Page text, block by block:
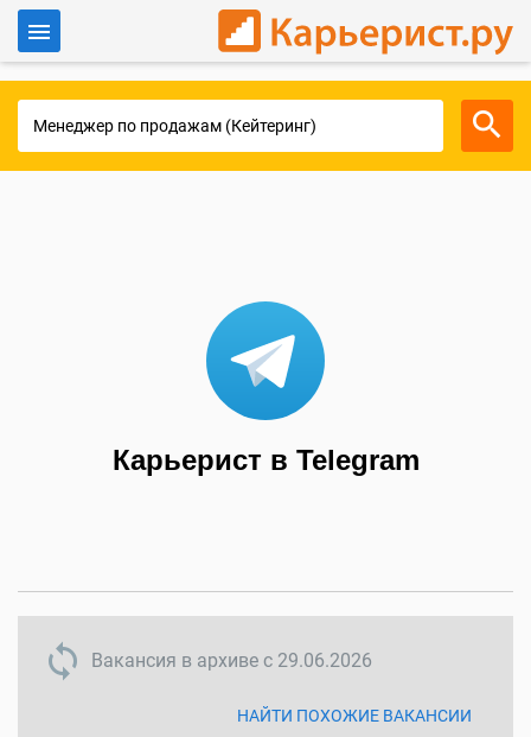
Для работодателей
Карьерист в Telegram
sync disabled
Вакансия в архиве с 29.06.2026
НАЙТИ ПОХОЖИЕ ВАКАНСИИ